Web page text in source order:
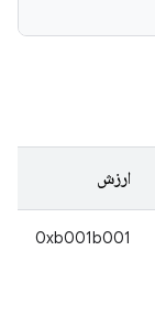
ارزش
0xb001b001